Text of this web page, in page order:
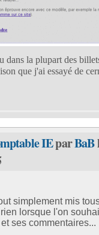
dans la plupart des
que j'ai essayé de
IEparBaB
simplement mis
lorsque l'on
ses commentaires...